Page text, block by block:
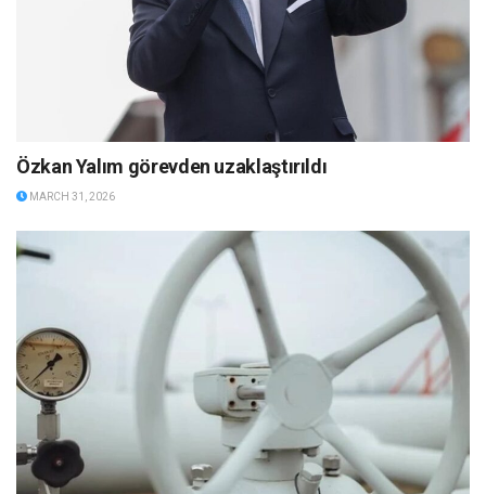
Özkan Yalım görevden uzaklaştırıldı
MARCH 31, 2026